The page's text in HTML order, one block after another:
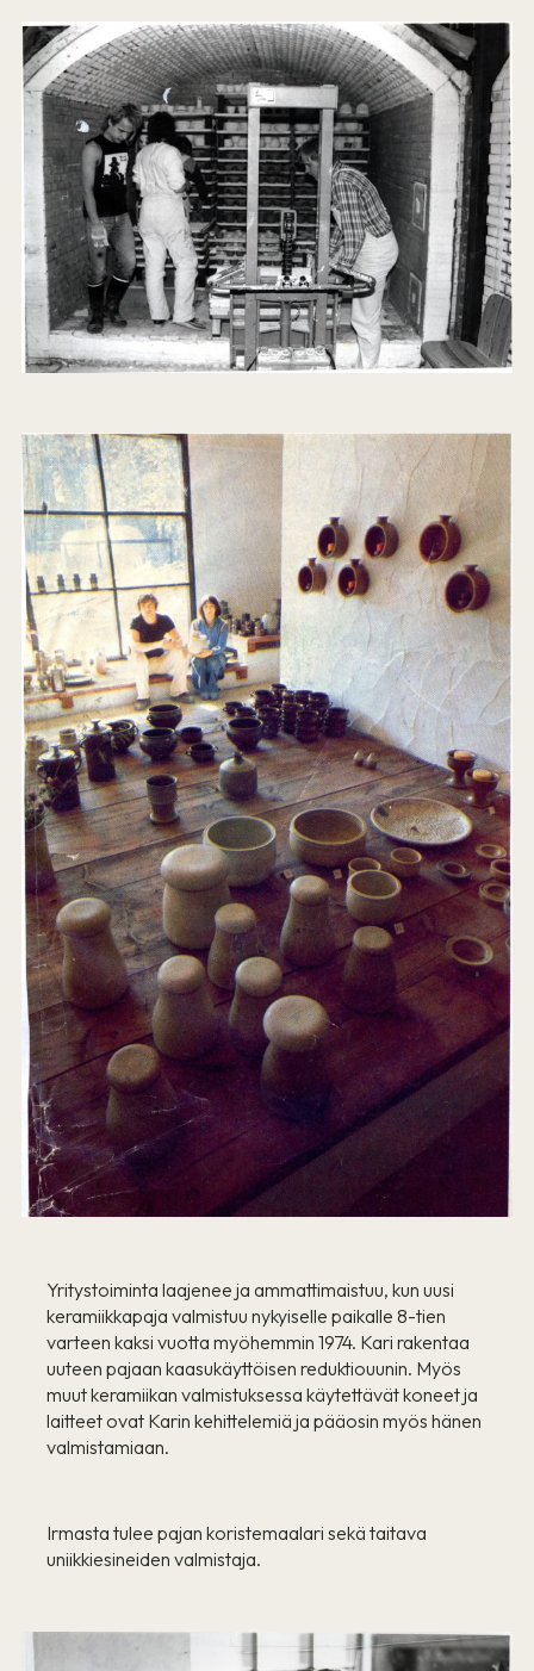
Yritystoiminta laajenee ja ammattimaistuu, kun uusi
keramiikkapaja valmistuu nykyiselle paikalle 8-tien
varteen kaksi vuotta myöhemmin 1974. Kari rakentaa
uuteen pajaan kaasukäyttöisen reduktiouunin. Myös
muut keramiikan valmistuksessa käytettävät koneet ja
laitteet ovat Karin kehittelemiä ja pääosin myös hänen
valmistamiaan.
Irmasta tulee pajan koristemaalari sekä taitava
uniikkiesineiden valmistaja.